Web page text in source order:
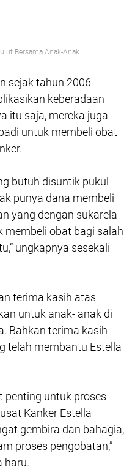
Bersama Anak-Anak
sejak tahun 2006
keberadaan
itu saja, mereka juga
untuk membeli obat
butuh disuntik pukul
punya dana membeli
yang dengan sukarela
membeli obat bagi salah
ungkapnya sesekali
terima kasih atas
untuk anak- anak di
Bahkan terima kasih
telah membantu Estella
penting untuk proses
Kanker Estella
gembira dan bahagia,
proses pengobatan,”
haru.